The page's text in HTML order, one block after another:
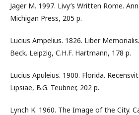
Jager M. 1997. Livy’s Written Rome.
Michigan Press, 205 p.
Lucius Ampelius. 1826. Liber
Beck. Leipzig, C.H.F. Hartmann, 178 p.
Lucius Apuleius. 1900. Florida.
Lipsiae, B.G. Teubner, 202 p.
Lynch K. 1960. The Image of the City.